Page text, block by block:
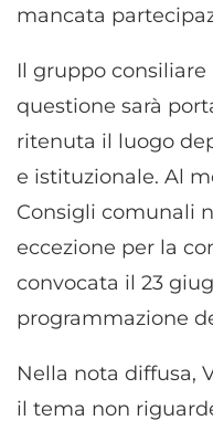
mancata
Il gruppo
questione sarà
ritenuta il luogo
e istituzionale. Al
Consigli comunali
eccezione per la
convocata il 23
programmazione
Nella nota diffusa,
il tema non